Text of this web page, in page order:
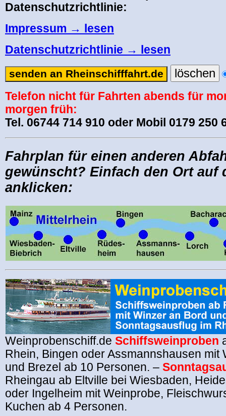
Datenschutzrichtlinie:
Impressum → lesen
Datenschutzrichtlinie → lesen
Telefon nicht für Fahrten abends für
morgen früh:
Tel. 06744 714 910 oder Mobil 0179 250
Fahrplan für einen anderen
gewünscht? Einfach den Ort auf
anklicken:
Weinprobenschiff.de Schiffsweinproben
Rhein, Bingen oder Assmannshausen mit
und Brezel ab 10 Personen. –
Rheingau ab Eltville bei Wiesbaden,
oder Ingelheim mit Weinprobe,
Kuchen ab 4 Personen.